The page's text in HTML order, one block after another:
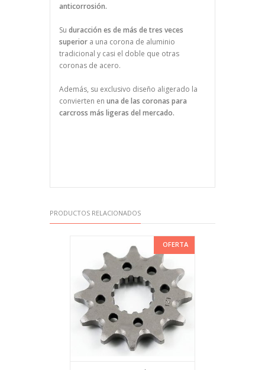
anticorrosión.
Su duracción es de más de tres veces
superior a una corona de aluminio
tradicional y casi el doble que otras
coronas de acero.
Además, su exclusivo diseño aligerado la
convierten en una de las coronas para
carcross más ligeras del mercado.
PRODUCTOS RELACIONADOS
OFERTA